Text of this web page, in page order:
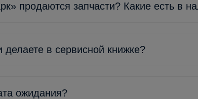
продаются запчасти? Какие есть в
делаете в сервисной книжке?
ожидания?